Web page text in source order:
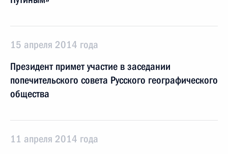
15 апреля 2014 года
Президент примет участие в заседании
попечительского совета Русского географического
общества
11 апреля 2014 года